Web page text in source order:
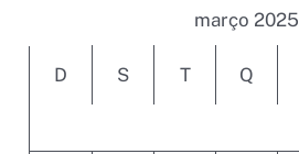
março 2025
D S T Q